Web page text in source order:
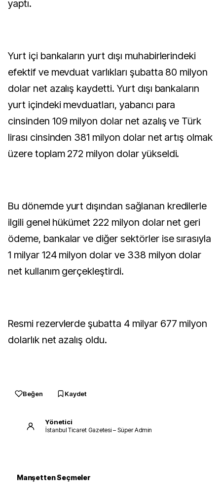
yaptı.
Yurt içi bankaların yurt dışı muhabirlerindeki
efektif ve mevduat varlıkları şubatta 80 milyon
dolar net azalış kaydetti. Yurt dışı bankaların
yurt içindeki mevduatları, yabancı para
cinsinden 109 milyon dolar net azalış ve Türk
lirası cinsinden 381 milyon dolar net artış olmak
üzere toplam 272 milyon dolar yükseldi.
Bu dönemde yurt dışından sağlanan kredilerle
ilgili genel hükümet 222 milyon dolar net geri
ödeme, bankalar ve diğer sektörler ise sırasıyla
1 milyar 124 milyon dolar ve 338 milyon dolar
net kullanım gerçekleştirdi.
Resmi rezervlerde şubatta 4 milyar 677 milyon
dolarlık net azalış oldu.
Beğen Kaydet
Yönetici
İstanbul Ticaret Gazetesi – Süper Admin
Manşetten Seçmeler